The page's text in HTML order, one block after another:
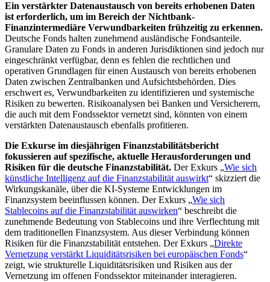
Ein verstärkter Datenaustausch von bereits erhobenen Daten
ist erforderlich, um im Bereich der Nichtbank-
Finanzintermediäre Verwundbarkeiten frühzeitig zu erkennen.
Deutsche Fonds halten zunehmend ausländische Fondsanteile.
Granulare Daten zu Fonds in anderen Jurisdiktionen sind jedoch nur
eingeschränkt verfügbar, denn es fehlen die rechtlichen und
operativen Grundlagen für einen Austausch von bereits erhobenen
Daten zwischen Zentralbanken und Aufsichtsbehörden. Dies
erschwert es, Verwundbarkeiten zu identifizieren und systemische
Risiken zu bewerten. Risikoanalysen bei Banken und Versicherern,
die auch mit dem Fondssektor vernetzt sind, könnten von einem
verstärkten Datenaustausch ebenfalls profitieren.
Die Exkurse im diesjährigen Finanzstabilitätsbericht
fokussieren auf spezifische, aktuelle Herausforderungen und
Risiken für die deutsche Finanzstabilität. Der Exkurs „Wie sich
künstliche Intelligenz auf die Finanzstabilität auswirkt“ skizziert die
Wirkungskanäle, über die KI-Systeme Entwicklungen im
Finanzsystem beeinflussen können. Der Exkurs „Wie sich
Stablecoins auf die Finanzstabilität auswirken“ beschreibt die
zunehmende Bedeutung von Stablecoins und ihre Verflechtung mit
dem traditionellen Finanzsystem. Aus dieser Verbindung können
Risiken für die Finanzstabilität entstehen. Der Exkurs „Direkte
Vernetzung verstärkt Liquiditätsrisiken bei europäischen Fonds“
zeigt, wie strukturelle Liquiditätsrisiken und Risiken aus der
Vernetzung im offenen Fondssektor miteinander interagieren.